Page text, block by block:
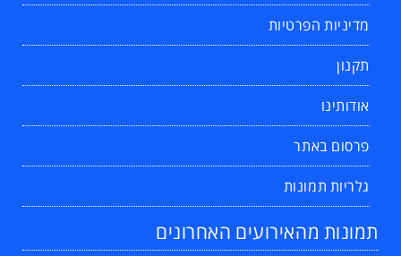
מדיניות הפרטיות
תקנון
אודותינו
פרסום באתר
גלריות תמונות
תמונות מהאירועים האחרונים